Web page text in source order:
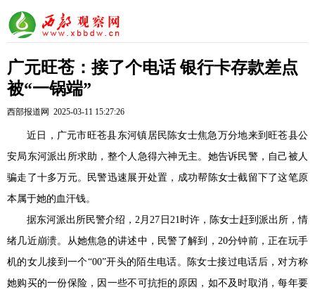
广元旺苍：接了个电话 银行卡存款差点
被“一锅端”
西部报道网 2025-03-11 15:27:26
近日，广元市旺苍县东河镇居民陈女士焦急万分地来到旺苍县公
安局东河派出所求助，整个人急得六神无主。她告诉民警，自己被人
骗走了十多万元。民警迅速展开处置，成功帮陈女士截留下了这笔原
本属于她的血汗钱。
据东河派出所民警介绍，2月27日21时许，陈女士赶到派出所，情
绪几近崩溃。从她焦急的讲述中，民警了解到，20分钟前，正在玩手
机的女儿接到一个“00”开头的陌生电话。陈女士接过电话后，对方称
她购买的一份保险，因一些不可抗拒的原因，如不及时取消，每年要